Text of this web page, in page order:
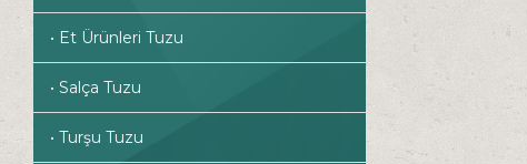
• Et Ürünleri Tuzu
• Salça Tuzu
• Turşu Tuzu